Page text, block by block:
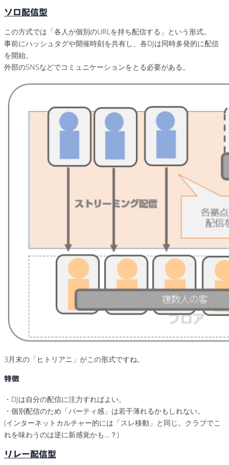
ソロ配信型
この方式では「各人が個別のURLを持ち配信する」という形式。
事前にハッシュタグや開催時刻を共有し、各DJは同時多発的に配信
を開始。
外部のSNSなどでコミュニケーションをとる必要がある。
3月末の「ヒトリアニ」がこの形式ですね。
特徴
・DJは自分の配信に注力すればよい。
・個別配信のため「パーティ感」は若干薄れるかもしれない。
(インターネットカルチャー的には「スレ移動」と同じ。クラブでこ
れを味わうのは逆に新感覚かも…？)
リレー配信型